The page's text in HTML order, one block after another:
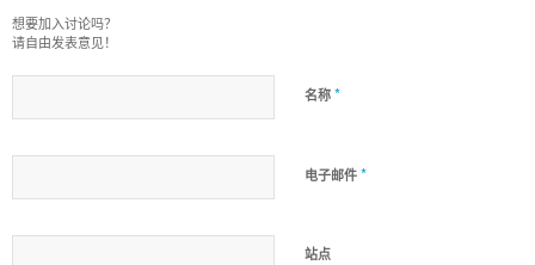
想要加入讨论吗？
请自由发表意见！
名称 *
电子邮件 *
站点